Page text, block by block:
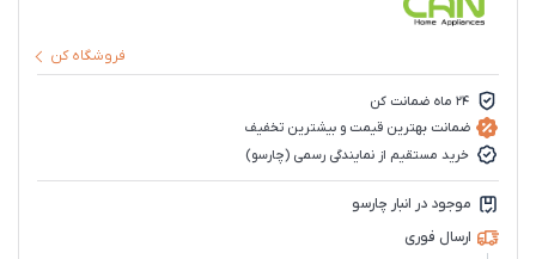
فروشگاه کن
24 ماه ضمانت کن
ضمانت بهترین قیمت و بیشترین تخفیف
خرید مستقیم از نمایندگی رسمی (چارسو)
موجود در انبار چارسو
ارسال فوری